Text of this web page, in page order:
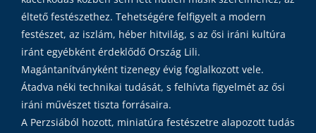
éltető festészethez. Tehetségére felfigyelt a modern
festészet, az iszlám, héber hitvilág, s az ősi iráni kultúra
iránt egyébként érdeklődő Ország Lili.
Magántanítványként tizenegy évig foglalkozott vele.
Átadva néki technikai tudását, s felhívta figyelmét az ősi
iráni művészet tiszta forrásaira.
A Perzsiából hozott, miniatúra festészetre alapozott tudás